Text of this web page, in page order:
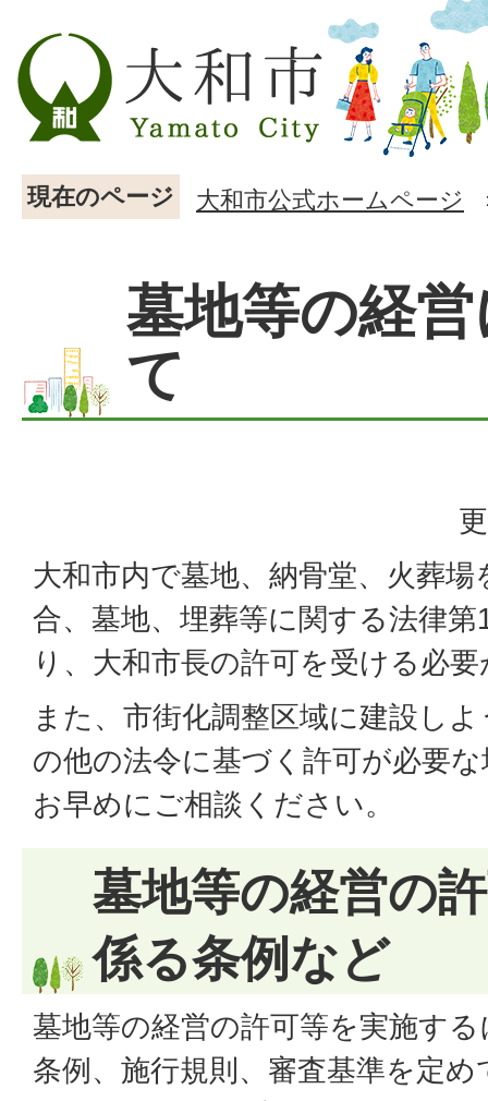
現在のページ 大和市公式ホームページ
墓地等の経
て
大和市内で墓地、納骨堂、火葬
合、墓地、埋葬等に関する法律
り、大和市長の許可を受ける必
また、市街化調整区域に建設し
の他の法令に基づく許可が必要
お早めにご相談ください。
墓地等の経営の
係る条例など
墓地等の経営の許可等を実施す
条例、施行規則、審査基準を定